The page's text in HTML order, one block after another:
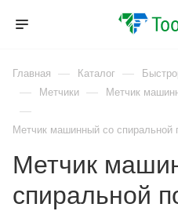
Главная — Каталог —
— Метчики — Метчик
—
Метчик машинный со спиральной
Метчик
спиральной